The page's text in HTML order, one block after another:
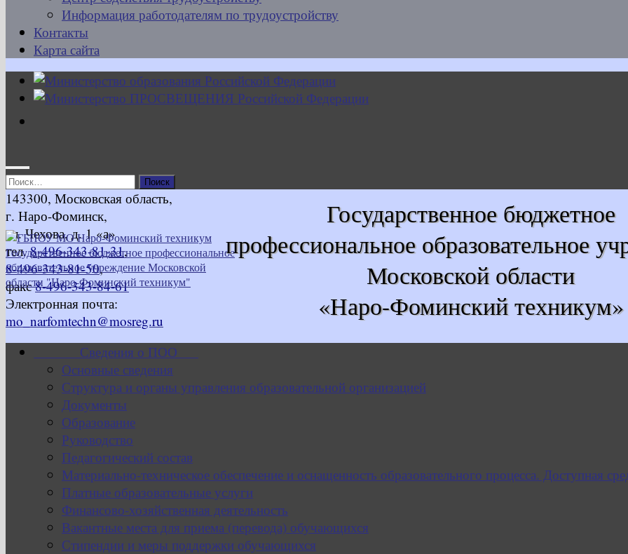
Информация работодателям по трудоустройству
Контакты
Карта сайта
Найти:
Государственное бюджетное
профессиональное образовательное
Московской области
«Наро-Фоминский техникум»
143300, Московская область,
г. Наро-Фоминск,
ул. Чехова, д. 1 «а»
тел.8-496-343-81-31,
8-496-343-81-50,
факс8-496-343-84-61
Электронная почта:
mo_narfomtechn@mosreg.ru
Сведения о ПОО
Основные сведения
Структура и органы управления образовательной организацией
Документы
Образование
Руководство
Педагогический состав
Материально-техническое обеспечение и оснащенность образовательного процесса. Доступная
Платные образовательные услуги
Финансово-хозяйственная деятельность
Вакантные места для приема (перевода) обучающихся
Стипендии и меры поддержки обучающихся